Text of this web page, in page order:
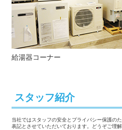
給湯器コーナー
スタッフ紹介
当社ではスタッフの安全とプライバシー保護の
表記とさせていただいております。どうぞご理